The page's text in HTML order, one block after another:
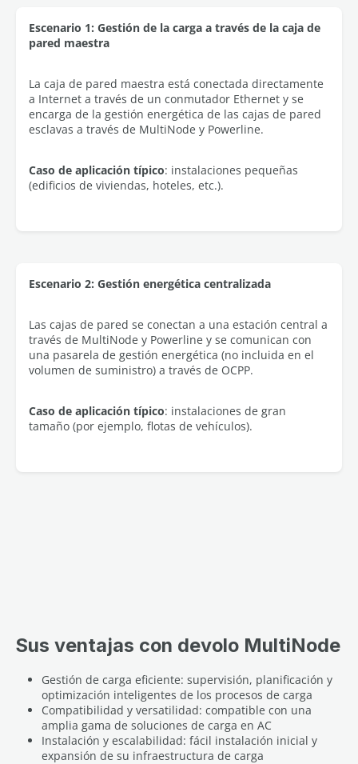
Escenario 1: Gestión de la carga a través de la caja de
pared maestra
La caja de pared maestra está conectada directamente
a Internet a través de un conmutador Ethernet y se
encarga de la gestión energética de las cajas de pared
esclavas a través de MultiNode y Powerline.
Caso de aplicación típico: instalaciones pequeñas
(edificios de viviendas, hoteles, etc.).
Escenario 2: Gestión energética centralizada
Las cajas de pared se conectan a una estación central a
través de MultiNode y Powerline y se comunican con
una pasarela de gestión energética (no incluida en el
volumen de suministro) a través de OCPP.
Caso de aplicación típico: instalaciones de gran
tamaño (por ejemplo, flotas de vehículos).
Sus ventajas con devolo MultiNode
Gestión de carga eficiente: supervisión, planificación y
optimización inteligentes de los procesos de carga
Compatibilidad y versatilidad: compatible con una
amplia gama de soluciones de carga en AC
Instalación y escalabilidad: fácil instalación inicial y
expansión de su infraestructura de carga